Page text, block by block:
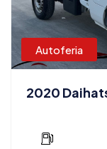
Autoferia
2020